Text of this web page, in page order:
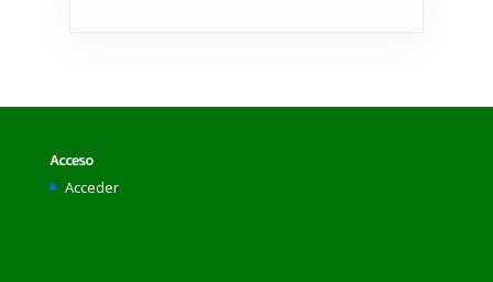
Acceso
Acceder